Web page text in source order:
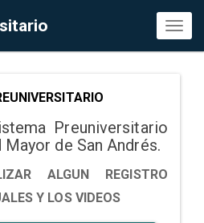
Preuniversitario
de San Andrés.
ALGUN REGISTRO
Y LOS VIDEOS